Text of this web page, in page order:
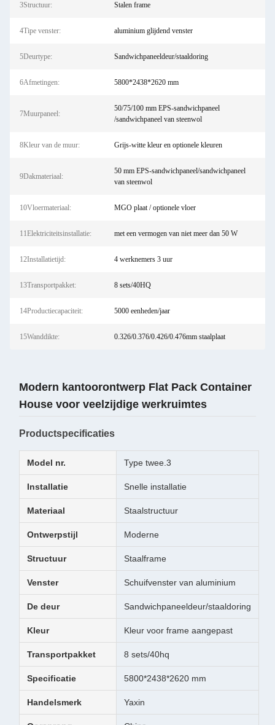
3Structuur: Stalen frame
4Tipe venster: aluminium glijdend venster
5Deurtype: Sandwichpaneeldeur/staaldoring
6Afmetingen: 5800*2438*2620 mm
7Muurpaneel:
50/75/100 mm EPS-sandwichpaneel
/sandwichpaneel van steenwol
8Kleur van de muur: Grijs-witte kleur en optionele kleuren
9Dakmateriaal:
50 mm EPS-sandwichpaneel/sandwichpaneel
van steenwol
10Vloermateriaal: MGO plaat / optionele vloer
11Elektriciteitsinstallatie: met een vermogen van niet meer dan 50 W
12Installatietijd: 4 werknemers 3 uur
13Transportpakket: 8 sets/40HQ
14Productiecapaciteit: 5000 eenheden/jaar
15Wanddikte: 0.326/0.376/0.426/0.476mm staalplaat
Modern kantoorontwerp Flat Pack Container
House voor veelzijdige werkruimtes
Productspecificaties
Model nr. Type twee.3
Installatie Snelle installatie
Materiaal Staalstructuur
Ontwerpstijl Moderne
Structuur Staalframe
Venster Schuifvenster van aluminium
De deur Sandwichpaneeldeur/staaldoring
Kleur Kleur voor frame aangepast
Transportpakket 8 sets/40hq
Specificatie 5800*2438*2620 mm
Handelsmerk Yaxin